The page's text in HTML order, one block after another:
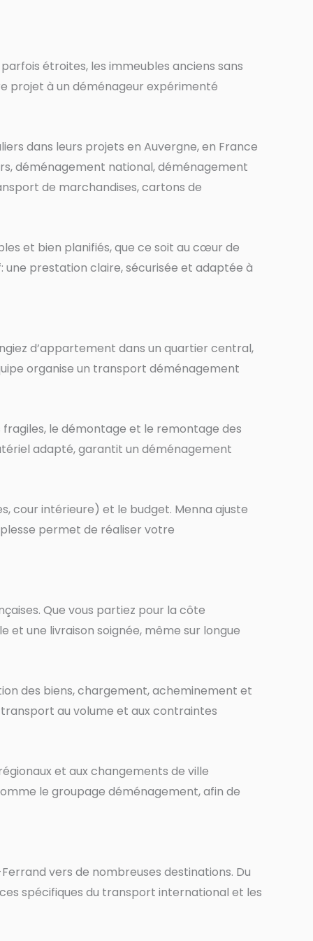
étroites, les immeubles anciens sans
projet à un déménageur expérimenté
dans leurs projets en Auvergne, en France
déménagement national, déménagement
de marchandises, cartons de
et bien planifiés, que ce soit au cœur de
prestation claire, sécurisée et adaptée à
d’appartement dans un quartier central,
organise un transport déménagement
le démontage et le remontage des
adapté, garantit un déménagement
cour intérieure) et le budget. Menna ajuste
permet de réaliser votre
Que vous partiez pour la côte
et une livraison soignée, même sur longue
des biens, chargement, acheminement et
au volume et aux contraintes
et aux changements de ville
le groupage déménagement, afin de
vers de nombreuses destinations. Du
spécifiques du transport international et les